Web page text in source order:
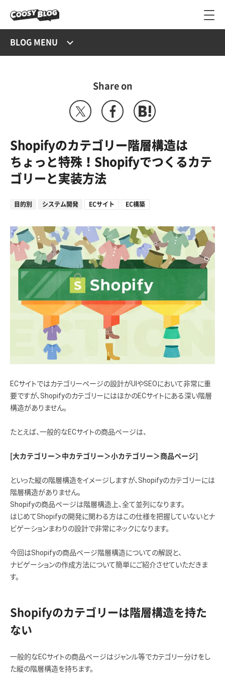
BLOG MENU
Share on
Shopifyのカテゴリー階層構造は
ちょっと特殊！Shopifyでつくるカテ
ゴリーと実装方法
目的別 システム開発 ECサイト EC構築
ECサイトではカテゴリーページの設計がUIやSEOにおいて非常に重
要ですが、ShopifyのカテゴリーにはほかのECサイトにある深い階層
構造がありません。
たとえば、一般的なECサイトの商品ページは、
[大カテゴリー＞中カテゴリー＞小カテゴリー＞商品ページ]
といった縦の階層構造をイメージしますが、Shopifyのカテゴリーには
階層構造がありません。
Shopifyの商品ページは階層構造上、全て並列になります。
はじめてShopifyの開発に関わる方はこの仕様を把握していないとナ
ビゲーションまわりの設計で非常にネックになります。
今回はShopifyの商品ページ階層構造についての解説と、
ナビゲーションの作成方法について簡単にご紹介させていただきま
す。
Shopifyのカテゴリーは階層構造を持た
ない
一般的なECサイトの商品ページはジャンル等でカテゴリー分けをし
た縦の階層構造を持ちます。